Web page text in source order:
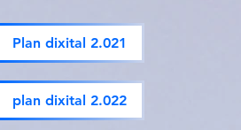
Plan dixital 2.021
plan dixital 2.022